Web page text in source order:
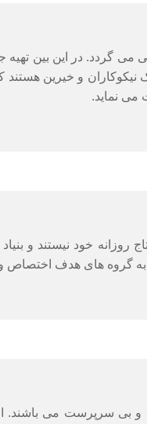
گردد. در این بین تهیه
نیکوکاران و خیرین
می نماید.
روزانه خود نیستند و
و به گروه‌ های هدف اختصاص
و بی‌ سرپرست می باشند.